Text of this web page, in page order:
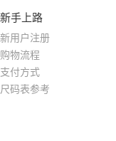
新手上路
新用户注册
购物流程
支付方式
尺码表参考